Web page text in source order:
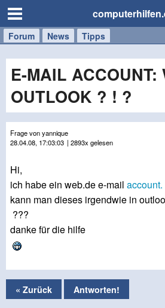
Forum News Tipps
Handy
Tablet
Windows
Mac
E-MAIL ACCOUNT:
OUTLOOK ? ! ?
Frage von yannique
28.04.08, 17:03:03 | 2893x gelesen
Hi,
ich habe ein web.de e-mail account.
kann man dieses irgendwie in
???
danke für die hilfe
« Zurück Antworten!